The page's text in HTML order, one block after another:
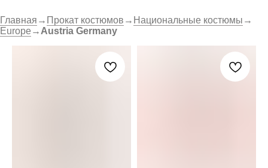
Главная → Прокат костюмов → Национальные костюмы →
Europe → Austria Germany